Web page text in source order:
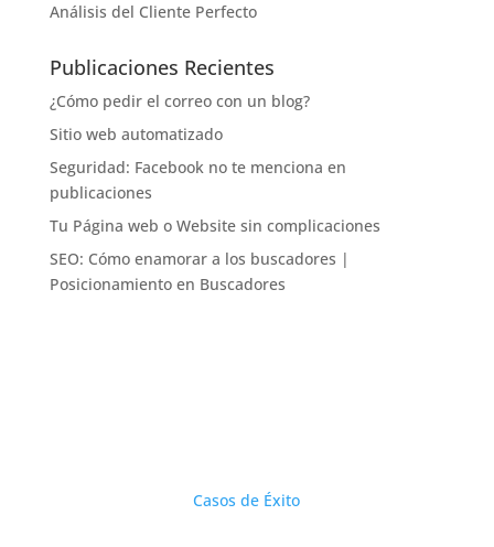
Análisis del Cliente Perfecto
Publicaciones Recientes
¿Cómo pedir el correo con un blog?
Sitio web automatizado
Seguridad: Facebook no te menciona en
publicaciones
Tu Página web o Website sin complicaciones
SEO: Cómo enamorar a los buscadores |
Posicionamiento en Buscadores
Casos de Éxito